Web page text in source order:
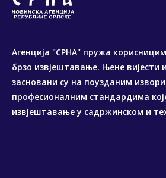
Агенција "СРНА" пружа
брзо извјештавање. Њене вијести
засновани су на поузданим
професионалним стандардима
извјештавање у садржинском и